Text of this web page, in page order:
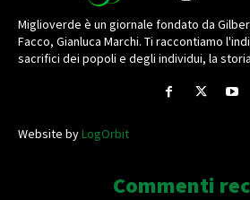
Miglioverde è un giornale fondato da
Facco, Gianluca Marchi. Ti raccontiamo
sacrifici dei popoli e degli individui, la
Website byLogOrbit
Commenti